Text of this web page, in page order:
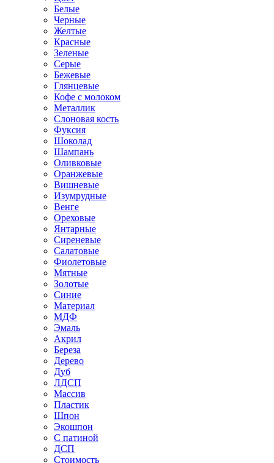
Белые
Черные
Желтые
Красные
Зеленые
Серые
Бежевые
Глянцевые
Кофе с молоком
Металлик
Слоновая кость
Фуксия
Шоколад
Шампань
Оливковые
Оранжевые
Вишневые
Изумрудные
Венге
Ореховые
Янтарные
Сиреневые
Салатовые
Фиолетовые
Мятные
Золотые
Синие
Материал
МДФ
Эмаль
Акрил
Береза
Дерево
Дуб
ЛДСП
Массив
Пластик
Шпон
Экошпон
С патиной
ДСП
Стоимость